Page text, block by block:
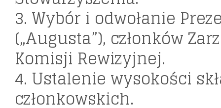
3. Wybór i odwołanie
(„Augusta”), członków
Komisji Rewizyjnej.
4. Ustalenie wysokości
członkowskich.